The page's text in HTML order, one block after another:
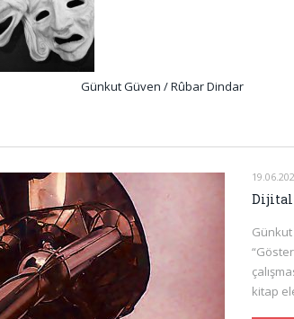
Günkut Güven / Rûbar Dindar
Dijital
kitap